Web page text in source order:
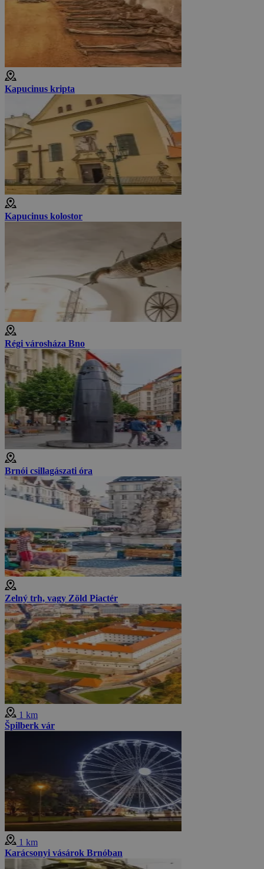
Kapucinus kripta
Kapucinus kolostor
Régi városháza Bno
Brnói csillagászati óra
Zelný trh, vagy Zöld Piactér
1 km
Špilberk vár
1 km
Karácsonyi vásárok Brnóban